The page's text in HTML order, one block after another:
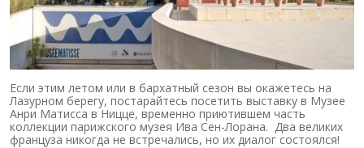
Если этим летом или в бархатный сезон вы окажетесь на
Лазурном берегу, постарайтесь посетить выставку в Музее
Анри Матисса в Ницце, временно приютившем часть
коллекции парижского музея Ива Сен-Лорана. Два великих
француза никогда не встречались, но их диалог состоялся!